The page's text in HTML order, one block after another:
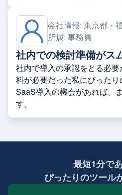
会社情報: 東京都・
所属: 事務員
社内での検討準備がス
社内で導入の承認をとる必
料が必要だった私にぴったり
SaaS導入の機会があれば、
す。
最短1分で
ぴったりのツール